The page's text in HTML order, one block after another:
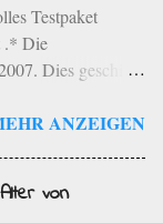
Testpaket
.* Die
Dies geschieht
der Erde
unter
ANZEIGEN
von